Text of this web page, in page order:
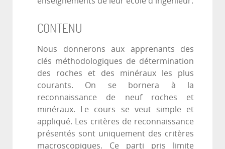
CONTENU
Nous donnerons aux apprenants des
clés méthodologiques de détermination
des roches et des minéraux les plus
courants. On se bornera à la
reconnaissance de neuf roches et
minéraux. Le cours se veut simple et
appliqué. Les critères de reconnaissance
présentés sont uniquement des critères
macroscopiques. Ce parti pris limite